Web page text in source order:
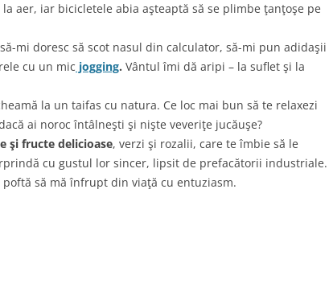
aer, iar bicicletele abia aşteaptă să se plimbe ţanţoşe pe
mi doresc să scot nasul din calculator, să-mi pun adidaşii
cu un mic jogging. Vântul îmi dă aripi – la suflet şi la
la un taifas cu natura. Ce loc mai bun să te relaxezi
ai noroc întâlneşti şi nişte veveriţe jucăuşe?
şi fructe delicioase, verzi şi rozalii, care te îmbie să le
cu gustul lor sincer, lipsit de prefacătorii industriale.
să mă înfrupt din viaţă cu entuziasm.